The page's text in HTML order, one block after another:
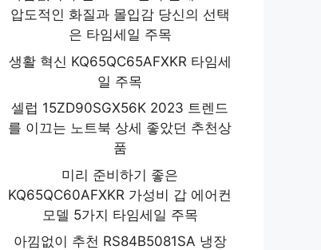
압도적인 화질과 몰입감 당신의 선택
은 타임세일 주목
생활 혁신 KQ65QC65AFXKR 타임세
일 주목
셀럽 15ZD90SGX56K 2023 트렌드
를 이끄는 노트북 상세 좋았던 추천상
품
미리 준비하기 좋은
KQ65QC60AFXKR 가성비 갑 에어컨
모델 5가지 타임세일 주목
아낌없이 추천 RS84B5081SA 냉장